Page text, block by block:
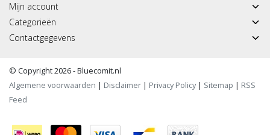
Mijn account
Categorieën
Contactgegevens
© Copyright 2026 - Bluecomit.nl
Algemene voorwaarden | Disclaimer | Privacy Policy| Sitemap | RSS
Feed